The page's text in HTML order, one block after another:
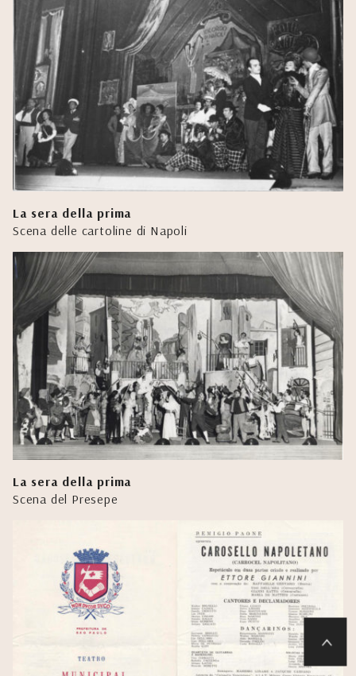
La sera della prima
Scena delle cartoline di Napoli
La sera della prima
Scena del Presepe
>